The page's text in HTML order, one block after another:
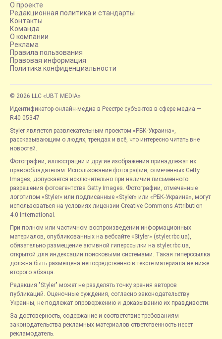
О проекте
Редакционная политика и стандарты
Контакты
Команда
О компании
Реклама
Правила пользования
Правовая информация
Политика конфиденциальности
© 2026 LLC «UBT MEDIA»
Идентификатор онлайн-медиа в Реестре субъектов в сфере медиа —
R40-05347
Styler является развлекательным проектом «РБК-Украина»,
рассказывающим о людях, трендах и всё, что интересно читать вне
новостей.
Фотографии, иллюстрации и другие изображения принадлежат их
правообладателям. Использование фотографий, отмеченных Getty
Images, допускается исключительно при наличии письменного
разрешения фотоагентства Getty Images. Фотографии, отмеченные
логотипом «Styler» или подписанные «Styler» или «РБК-Украина», могут
использоваться на условиях лицензии Creative Commons Attribution
4.0 International.
При полном или частичном воспроизведении информационных
материалов, опубликованных на вебсайте «Styler» (styler.rbc.ua),
обязательно размещение активной гиперссылки на styler.rbc.ua,
открытой для индексации поисковыми системами. Такая гиперссылка
должна быть размещена непосредственно в тексте материала не ниже
второго абзаца.
Редакция "Styler" может не разделять точку зрения авторов
публикаций. Оценочные суждения, согласно законодательству
Украины, не подлежат опровержению и доказыванию их правдивости.
За достоверность, содержание и соответствие требованиям
законодательства рекламных материалов ответственность несет
рекламодатель.